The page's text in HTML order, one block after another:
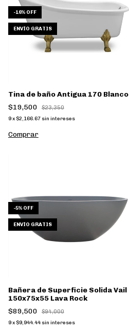
-16% OFF
ENVÍO GRATIS
Tina de baño Antigua 170 Blanco
$19,500
$23,350
9x $2,166.67 sin intereses
Comprar
-5% OFF
ENVÍO GRATIS
Bañera de Superficie Solida Vail
150x75x55 Lava Rock
$89,500
$94,000
9x $9,944.44 sin intereses